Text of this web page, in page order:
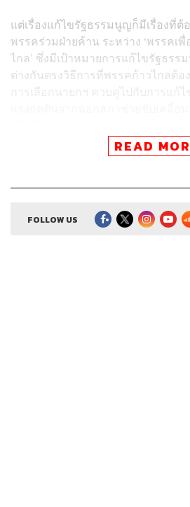
แต่เรื่องแก้ไขรัฐธรรมนูญก็มีเรื่องที่
พรรคร่วมฝ่ายค้าน ระหว่าง ‘พรรคเพื่
ไกล’ ซึ่งมีเป้าหมายการแก้ไขรัฐธร
ต่างกันตรงวิธีการที่พรรคก้าวไกลต้อ
การเลือกนายกฯ ควบคู่ไปกับการแก้
ส.ว. ยอมแก้ไขรัฐธรรมนูญ โดยตั้ง ส
ความสัมพันธ์ระหว่าง ‘พรรคเพื่อไทย
จากนี้ไปคงเดินคู่กันไปในเส้นทางเดี
มีขัดขากันบ้างเพราะต้องแย่งชิงฐาน
READ
FOLLOW US